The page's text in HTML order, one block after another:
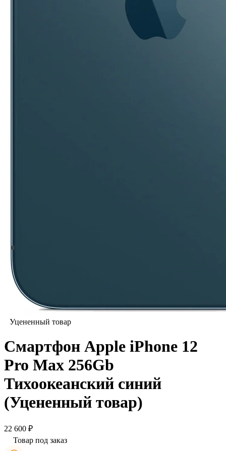
Уцененный товар
Смартфон Apple iPhone 12
Pro Max 256Gb
Тихоокеанский синий
(Уцененный товар)
22 600 ₽
Товар под заказ